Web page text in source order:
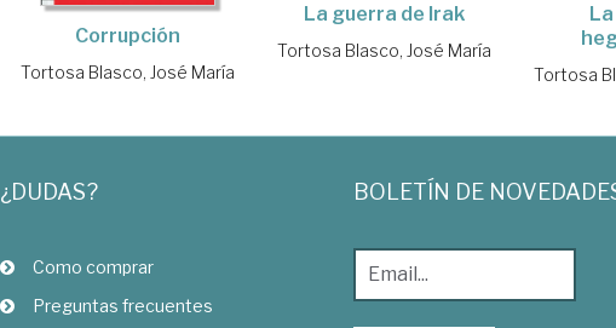
Corrupción
Tortosa Blasco, José María
La guerra de Irak
Tortosa Blasco, José María
Tortosa
¿DUDAS?
Como comprar
Preguntas frecuentes
BOLETÍN DE